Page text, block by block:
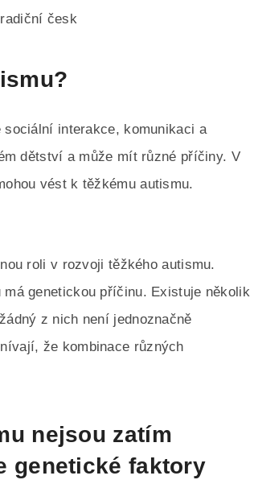
česk
interakce, komunikaci a
dětství a může mít různé příčiny. V
vést k těžkému autismu.
roli v rozvoji těžkého autismu.
genetickou příčinu. Existuje několik
z nich není jednoznačně
že kombinace různých
nejsou zatím
genetické faktory